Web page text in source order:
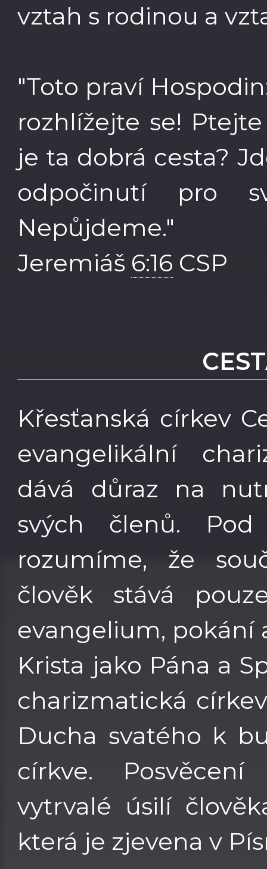
vztah s rodinou a
"Toto praví
rozhlížejte se!
je ta dobrá cesta?
odpočinutí pro
Nepůjdeme."
Jeremiáš 6:16 CSP
Křesťanská církev
evangelikální
dává důraz na
svých členů. Pod
rozumíme, že
člověk stává
evangelium, pokání
Krista jako Pána a
charizmatická
Ducha svatého k
církve.
vytrvalé úsilí
která je zjevena v